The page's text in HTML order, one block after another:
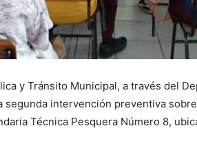
y Tránsito Municipal, a través del
segunda intervención preventiva
Técnica Pesquera Número 8,